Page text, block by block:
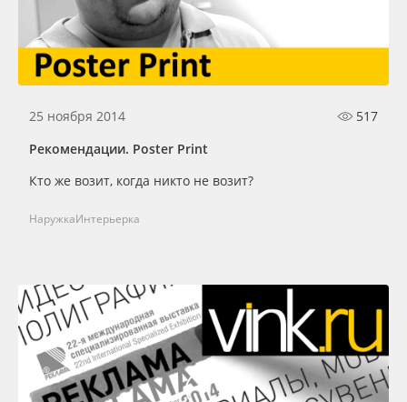
Oracal 641
Orajet 3640
Плёнка монтажная Oratape
ПЭТ бэклит
Баннер
Заготовки для сувениров
25 ноября 2014
517
Рекомендации. Poster Print
Кто же возит, когда никто не возит?
НаружкаИнтерьерка